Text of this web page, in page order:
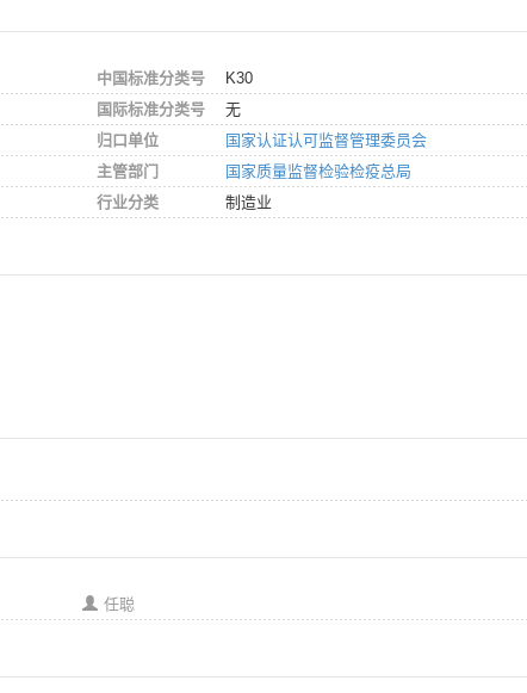
中国标准分类号
K30
国际标准分类号
无
归口单位
国家认证认可监督管理委员会
主管部门
国家质量监督检验检疫总局
行业分类
制造业
任聪